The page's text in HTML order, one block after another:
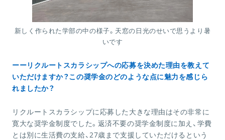
新しく作られた学部の中の様子。天窓の日光のせいで思うより暑
いです
ーーリクルートスカラシップへの応募を決めた理由を教えて
いただけますか？この奨学金のどのような点に魅力を感じら
れましたか？
リクルートスカラシップに応募した大きな理由はその非常に
寛大な奨学金制度でした。返済不要の奨学金制度に加え、学費
とは別に生活費の支給、27歳まで支援していただけるという